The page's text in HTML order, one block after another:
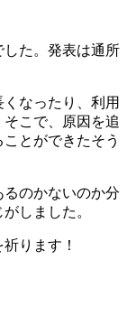
た。発表は通所
なったり、利用
こで、原因を追
とができたそう
のかないのか分
しました。
ります！